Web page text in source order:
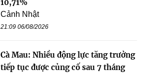
10,71%
Cảnh Nhật
21:09 06/08/2026
Cà Mau: Nhiều động lực tăng trưởng
tiếp tục được củng cố sau 7 tháng